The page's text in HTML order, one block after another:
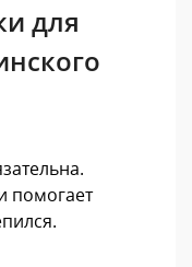
для
помогает